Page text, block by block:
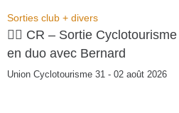
Sorties club + divers
🚴‍♂️ CR – Sortie
en duo avec Bernard
Union Cyclotourisme 31 - 02 août 2026